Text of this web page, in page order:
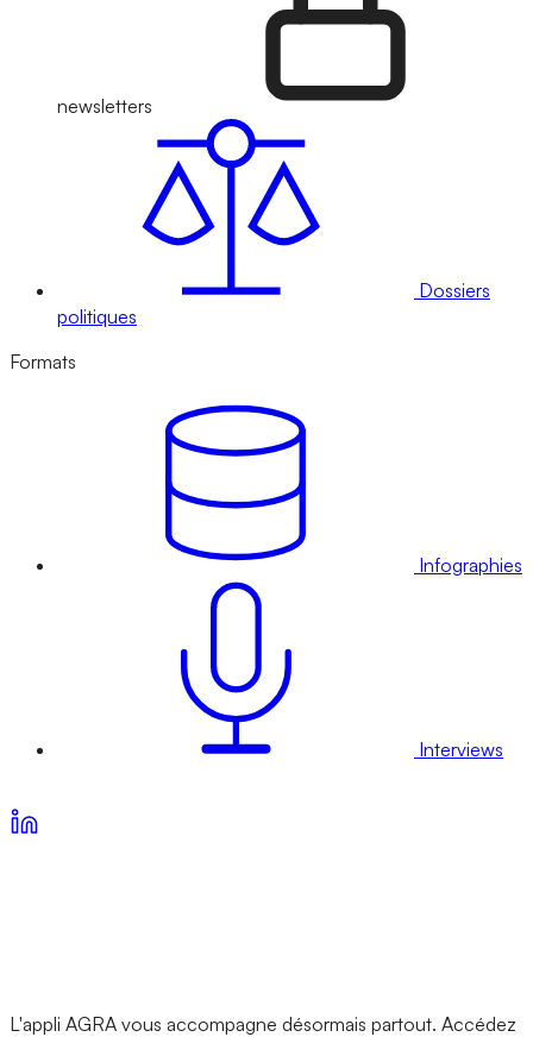
newsletters
Dossiers
politiques
Formats
Infographies
Interviews
L'appli AGRA vous accompagne désormais partout. Accédez